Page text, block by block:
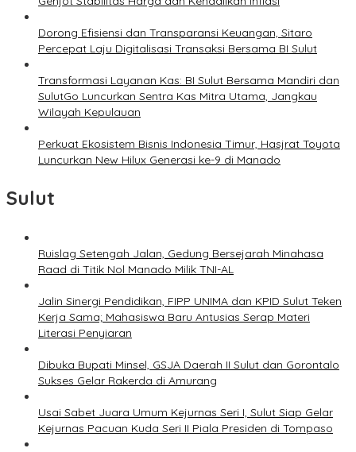
Dorong Efisiensi dan Transparansi Keuangan, Sitaro
Percepat Laju Digitalisasi Transaksi Bersama BI Sulut
Transformasi Layanan Kas: BI Sulut Bersama Mandiri dan
SulutGo Luncurkan Sentra Kas Mitra Utama, Jangkau
Wilayah Kepulauan
Perkuat Ekosistem Bisnis Indonesia Timur, Hasjrat Toyota
Luncurkan New Hilux Generasi ke-9 di Manado
Sulut
Ruislag Setengah Jalan, Gedung Bersejarah Minahasa
Raad di Titik Nol Manado Milik TNI-AL
Jalin Sinergi Pendidikan, FIPP UNIMA dan KPID Sulut Teken
Kerja Sama; Mahasiswa Baru Antusias Serap Materi
Literasi Penyiaran
Dibuka Bupati Minsel, GSJA Daerah II Sulut dan Gorontalo
Sukses Gelar Rakerda di Amurang
Usai Sabet Juara Umum Kejurnas Seri I, Sulut Siap Gelar
Kejurnas Pacuan Kuda Seri II Piala Presiden di Tompaso